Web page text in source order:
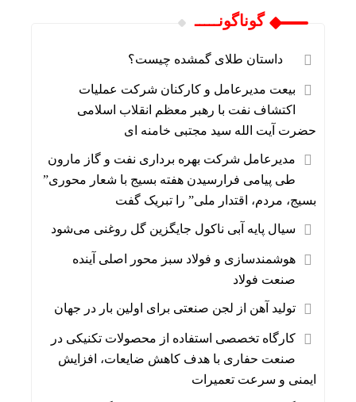
گوناگونـــــ
بیعت مدیرعامل و کارکنان شرکت عملیات
اکتشاف نفت با رهبر معظم انقلاب اسلامی
حضرت آیت الله سید مجتبی خامنه ای
مدیرعامل شرکت بهره برداری نفت و گاز مارون
طی پیامی فرارسیدن هفته بسیج با شعار محوری”
بسیج، مردم، اقتدار ملی” را تبریک گفت
سیال پایه آبی ناکول جایگزین گل روغنی می‌شود
هوشمندسازی و فولاد سبز محور اصلی آینده
صنعت فولاد
تولید آهن از لجن صنعتی برای اولین بار در جهان
کارگاه تخصصی استفاده از محصولات تکنیکی در
صنعت حفاری با هدف کاهش ضایعات، افزایش
ایمنی و سرعت تعمیرات